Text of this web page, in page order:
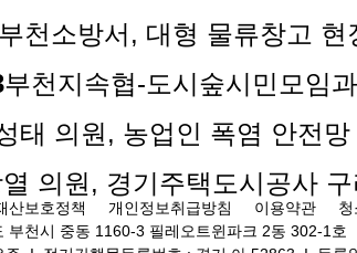
천소방서, 대형 물류창고 현
부천지속협-도시숲시민모임
태 의원, 농업인 폭염 안전망
의원, 경기주택도시공사
산보호정책 개인정보취급방침 이용약관
부천시 중동 1160-3 필레오트윈파크 2동 302-1호